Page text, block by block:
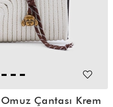
Çantası Krem